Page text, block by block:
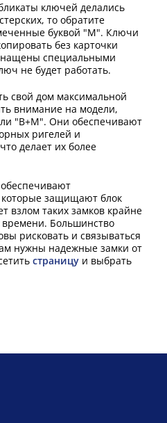
ключей делались
то обратите
буквой "M". Ключи
без карточки
специальными
не будет работать.
свой дом максимальной
внимание на модели,
"B+M". Они обеспечивают
ригелей и
делает их более
защищают блок
взлом таких замков крайне
Большинство
рисковать и связываться
нужны надежные замки от
страницу и выбрать